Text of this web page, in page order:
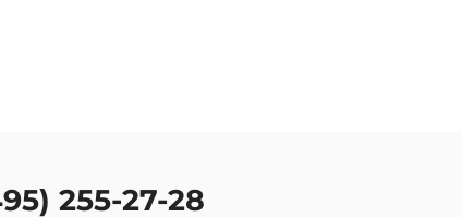
255-27-28